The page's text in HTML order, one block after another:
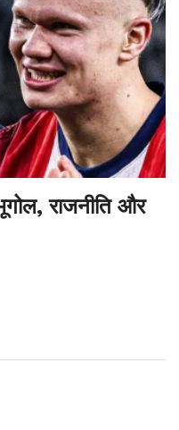
राजनीति और